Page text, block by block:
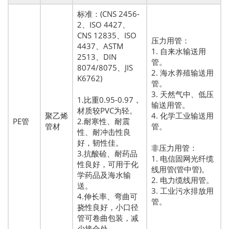
PE管
聚乙烯
管材
标准：(CNS 2456-
2、ISO 4427、
CNS 12835、ISO
4437、ASTM
2513、DIN
8074/8075、JIS
K6762)
1.比重0.95-0.97，
材质较PVC为轻。
2.耐寒性、耐震
性、耐冲击性良
好，韧性佳。
3.抗酸硷、耐药品
性良好，可用于化
学药品及海水输
送。
4.伸长率、弯曲可
挠性良好，小口径
管可卷曲包装，减
压力用管：
1. 自来水输送用
管。
2. 海水养殖输送用
管。
3. 天然气中、低压
输送用管。
4. 化学工业输送用
管。
非压力用管：
1. 电信固网光纤缆
线用管(管中管)。
2. 电力缆线用管。
3. 工业污水排放用
管。